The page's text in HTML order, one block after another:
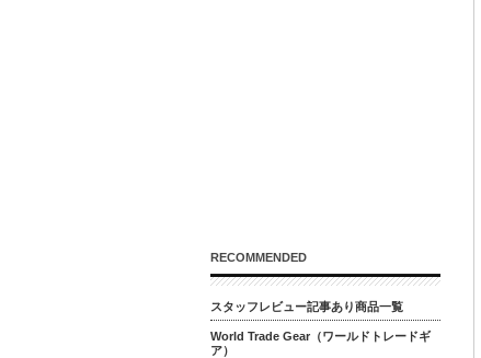
RECOMMENDED
スタッフレビュー記事あり商品一覧
World Trade Gear（ワールドトレードギ
ア）